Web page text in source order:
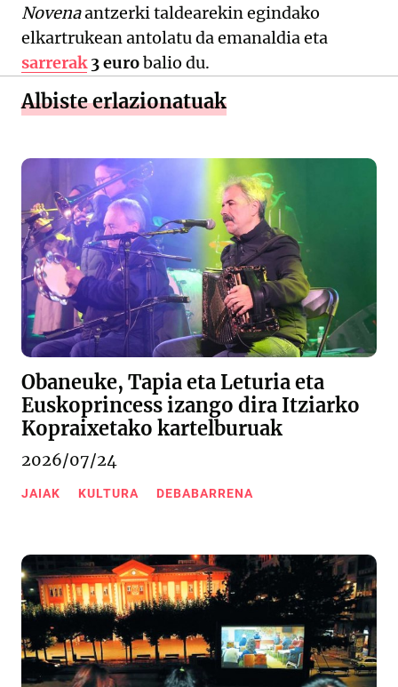
Novenaantzerki taldearekin egindako
elkartrukean antolatu da emanaldia eta
sarrerak3 eurobalio du.
Albiste erlazionatuak
Obaneuke, Tapia eta Leturia eta
Euskoprincess izango dira Itziarko
Kopraixetako kartelburuak
2026/07/24
JAIAK KULTURA DEBABARRENA